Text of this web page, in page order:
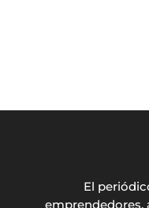
El
emprendedores,